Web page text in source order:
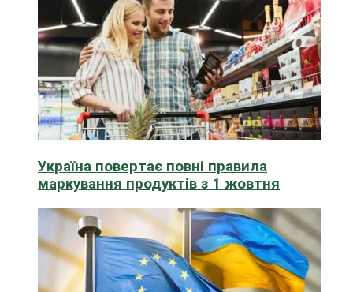
Україна повертає повні правила
маркування продуктів з 1 жовтня